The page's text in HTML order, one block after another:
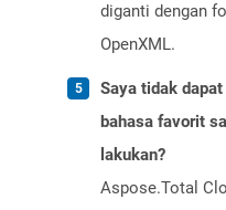
diganti dengan
OpenXML.
Saya tidak
bahasa favorit
lakukan?
Aspose.Total